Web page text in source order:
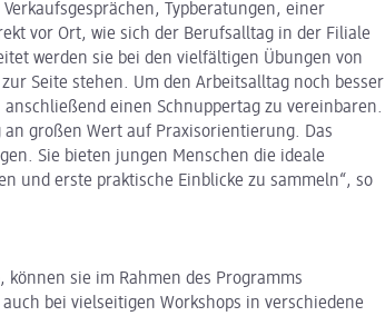
Typberatungen, einer
vor Ort, wie sich der Berufsalltag in der Filiale
werden sie bei den vielfältigen Übungen von
Seite stehen. Um den Arbeitsalltag noch besser
einen Schnuppertag zu vereinbaren.
großen Wert auf Praxisorientierung. Das
Sie bieten jungen Menschen die ideale
und erste praktische Einblicke zu sammeln“, so
sie im Rahmen des Programms
bei vielseitigen Workshops in verschiedene